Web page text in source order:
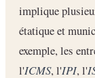
implique
étatique et
exemple, les
l'ICMS, l'IPI, l'